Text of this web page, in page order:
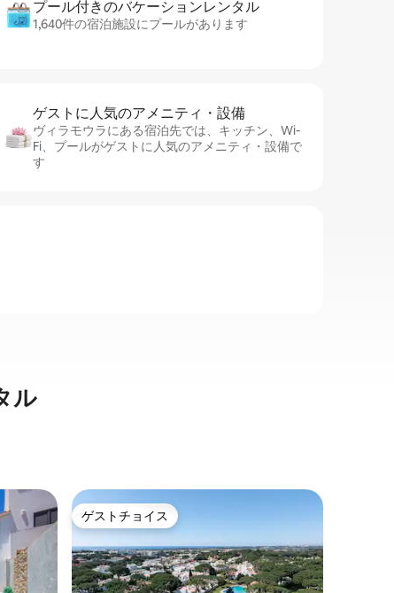
プール付きのバ⁠ケ⁠ー⁠シ⁠ョ⁠ンレ⁠ン⁠タ⁠ル
1,640件の宿泊施設にプールがあります
ゲストに人⁠気⁠のア⁠メ⁠ニ⁠テ⁠ィ・設⁠備
ヴィラモウラにある宿泊先では、キッチン、Wi-
Fi、プールがゲストに人気のアメニティ・設備で
す
ル
ゲストチョイス
ゲストチョイス